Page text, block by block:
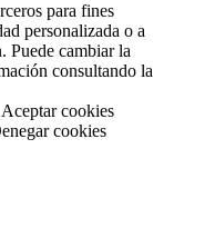
para fines
personalizada o a
Puede cambiar la
consultando la
Aceptar cookies
cookies